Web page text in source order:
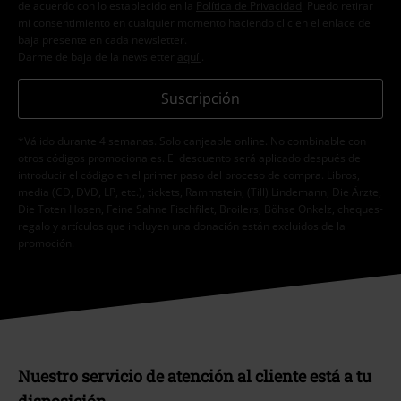
de acuerdo con lo establecido en la
Política de Privacidad . Puedo retirar
mi consentimiento en cualquier momento haciendo clic en el enlace de
baja presente en cada newsletter.
Darme de baja de la newsletter
aquí
Suscripción
*Válido durante 4 semanas. Solo canjeable online. No combinable con
otros códigos promocionales. El descuento será aplicado después de
introducir el código en el primer paso del proceso de compra. Libros,
media (CD, DVD, LP, etc.), tickets, Rammstein, (Till) Lindemann, Die Ärzte,
Die Toten Hosen, Feine Sahne Fischfilet, Broilers, Böhse Onkelz, cheques-
regalo y artículos que incluyen una donación están excluidos de la
promoción.
Nuestro servicio de atención al cliente está a tu